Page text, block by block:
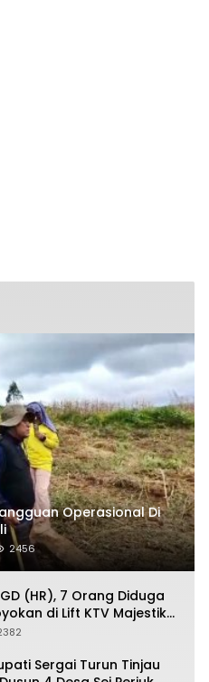
Operasional Di
2456
(HR), 7 Orang Diduga
di Lift KTV Majestik
Kantor Hukum JAP
Sergai Turun Tinjau